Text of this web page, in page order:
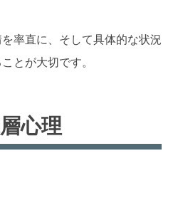
率直に、そして具体的な状況
とが大切です。
心理